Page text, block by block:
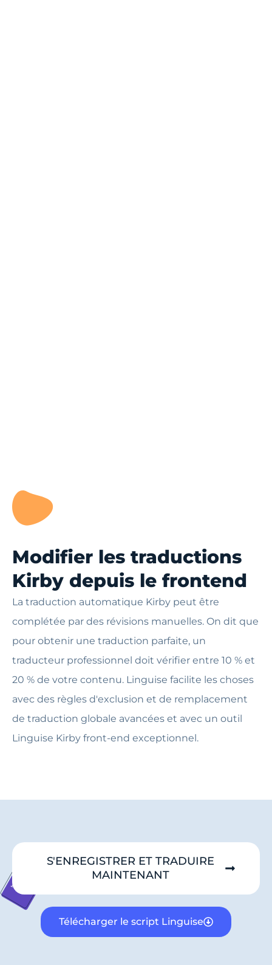
Modifier les traductions
Kirby depuis le frontend
La traduction automatique Kirby peut être
complétée par des révisions manuelles. On dit que
pour obtenir une traduction parfaite, un
traducteur professionnel doit vérifier entre 10 % et
20 % de votre contenu. Linguise facilite les choses
avec des règles d'exclusion et de remplacement
de traduction globale avancées et avec un outil
Linguise Kirby front-end exceptionnel.
S'ENREGISTRER ET TRADUIRE
MAINTENANT
Télécharger le script Linguise